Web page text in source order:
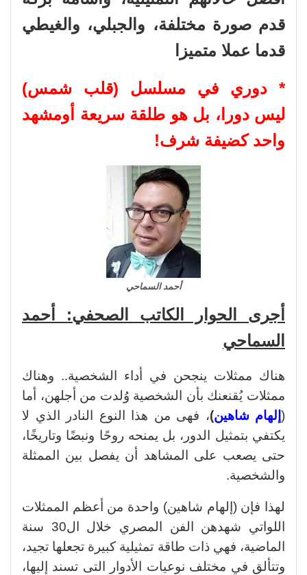
قدم صورة مختلفة، والجبلي، والغيطي
قدما عملا متميزا
* دوري في مسلسل (قلب شمس)
ليس دورا، بل هو طلقة سريعة أومشهد
واحد كضيفة شرف!
أحمد السماحي
أجرى الحوار الكاتب الصحفي: أحمد
السماحي
هناك ممثلات ينجحن في أداء الشخصية.. وهناك
ممثلات يُقنعنك بأن الشخصية وُلدت من أجلهن، أما
( إلهام شاهين)، فهى من هذا النوع النادر الذي لا
يكتفي بتمثيل الدور، بل يمنحه روحًا ونبضًا وتاريخًا،
حتى يصعب على المشاهد أن يفصل بين الممثلة
والشخصية.
لهذا فإن (إلهام شاهين) واحدة من أعظم الممثلات
اللواتي شهدهن الفن المصري خلال ال30 سنة
الماضية، فهي ذات طاقة تمثيلية كبيرة تجعلها تجيد،
وتتألق في مختلف نوعيات الأدوار التى تسند إليها،